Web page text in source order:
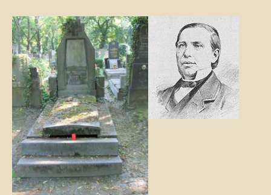
Fotogalerie: